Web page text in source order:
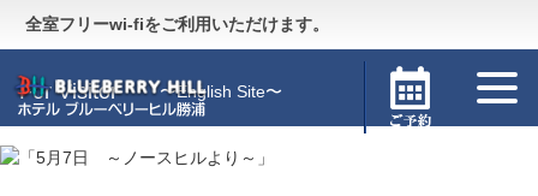
全室フリーwi-fiをご利用いただけます。
Guide 〜施設のご案内〜
For Visitor 〜English Site〜